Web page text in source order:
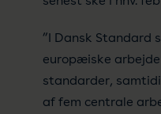
”I Dansk Standard
europæiske
standarder,
af fem centrale